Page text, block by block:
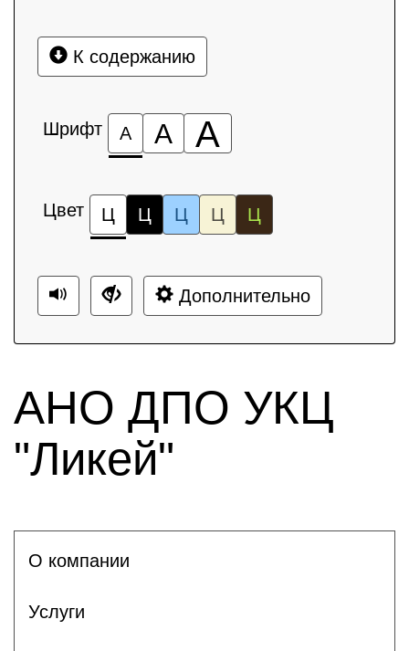
К содержанию
Шрифт А А А
Цвет Ц Ц Ц Ц Ц
Дополнительно
АНО ДПО УКЦ
"Ликей"
О компании
Услуги